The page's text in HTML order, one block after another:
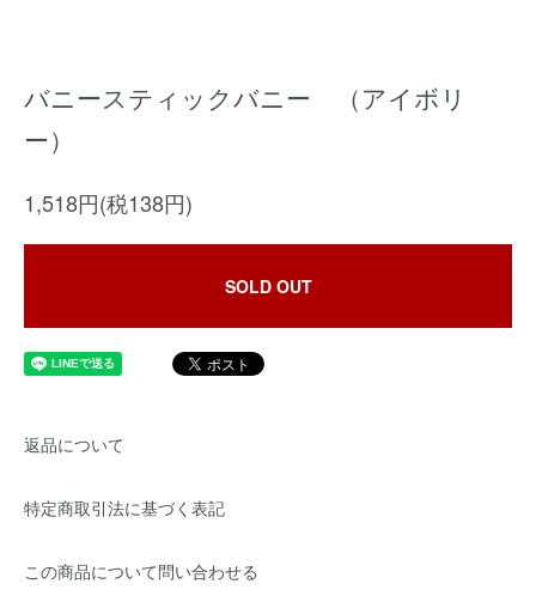
バニースティックバニー （アイボリ
ー）
1,518円(税138円)
SOLD OUT
返品について
特定商取引法に基づく表記
この商品について問い合わせる